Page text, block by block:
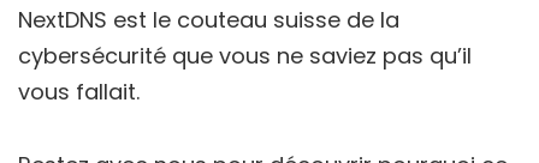
NextDNS est le couteau suisse de la
cybersécurité que vous ne saviez pas qu’il
vous fallait.